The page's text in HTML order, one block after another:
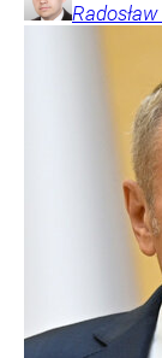
Radosław